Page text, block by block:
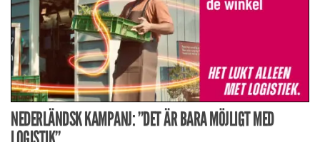
NEDERLÄNDSK KAMPANJ: ”DET ÄR BARA MÖJLIGT MED